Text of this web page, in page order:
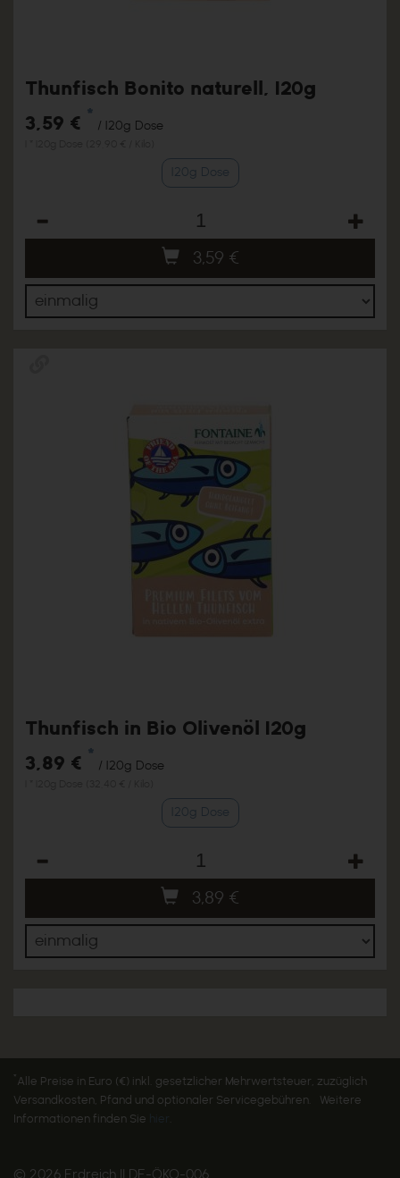
Thunfisch Bonito naturell, 120g
3,59 € *
/ 120g Dose
120g Dose
3,59 €
Thunfisch in Bio Olivenöl 120g
3,89 € *
/ 120g Dose
120g Dose
3,89 €
* Alle Preise in Euro (€) inkl. gesetzlicher Mehrwertsteuer, zuzüglich
Versandkosten, Pfand und optionaler Servicegebühren. Weitere
Informationen finden Sie
hier
© 2026 Erdreich || DE-ÖKO-006